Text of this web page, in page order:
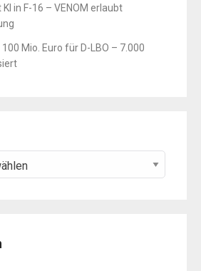
in F-16 – VENOM erlaubt
Mio. Euro für D-LBO – 7.000